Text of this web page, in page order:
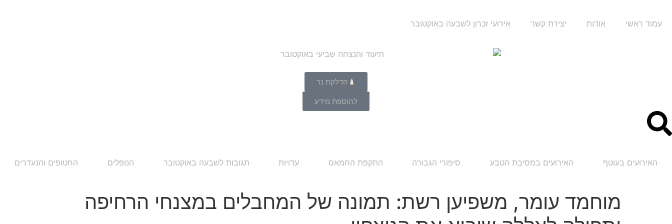
עמוד ראשי אודות יצירת קשר אירועי זכרון לשבעה באוקטובר
הדלקת נר
להוספת מידע
האירועים בעוטף האירועים במסיבת הטבע סיפורי הגבורה התקפת החמאס עדויות תגובות לשבעה באוקטובר הנופלים החטופים והנעדרים
מוחמד עומר, משפיען רשת: תמונה של המחבלים במצנחי הרחיפה